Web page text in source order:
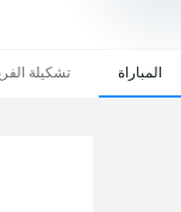
المباراة تشكيلة